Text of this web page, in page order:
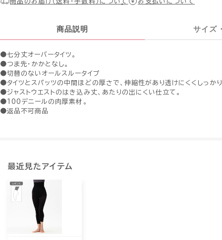
商品説明 サイズ
●七分丈オーバータイツ。
●つま先・かかとなし。
●切替のないオールスルータイプ
●タイツとスパッツの中間ほどの厚さで、伸縮性があり透けにくくしっかり
●ジャストウエストのはき込み丈、あたりの出にくい仕立て。
●100デニールの肉厚素材。
●返品不可商品
最近見たアイテム